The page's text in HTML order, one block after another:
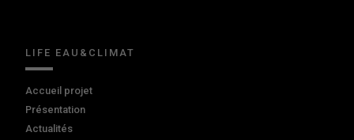
LIFE EAU&CLIMAT
Accueil projet
Présentation
Actualités